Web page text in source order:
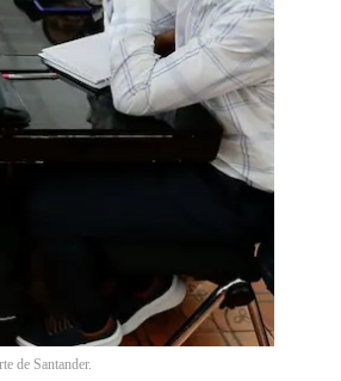
de Santander.